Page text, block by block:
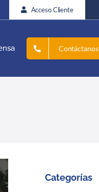
Acceso Cliente
Contáctanos
Categorías